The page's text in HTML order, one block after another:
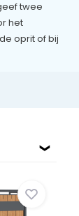
twee
het
oprit of bij